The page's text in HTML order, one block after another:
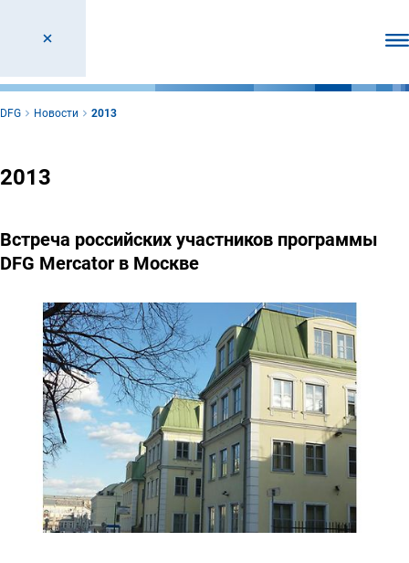
DFG Новости 2013
2013
Встреча российских участников программы
DFG Mercator в Москве